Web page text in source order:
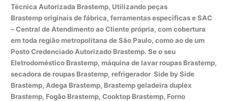
Técnica Autorizada Brastemp, Utilizando peças
Brastemp originais de fábrica, ferramentas especificas e SAC
– Central de Atendimento ao Cliente própria, com cobertura
em toda região metropolitana de São Paulo, como ao de um
Posto Credenciado Autorizado Brastemp. Se o seu
Eletrodoméstico Brastemp, máquina de lavar roupas Brastemp,
secadora de roupas Brastemp, refrigerador Side by Side
Brastemp, Adega Brastemp, Brastemp geladeira duplex
Brastemp, Fogão Brastemp, Cooktop Brastemp, Forno